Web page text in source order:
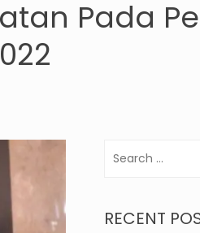
Pada
RECENT